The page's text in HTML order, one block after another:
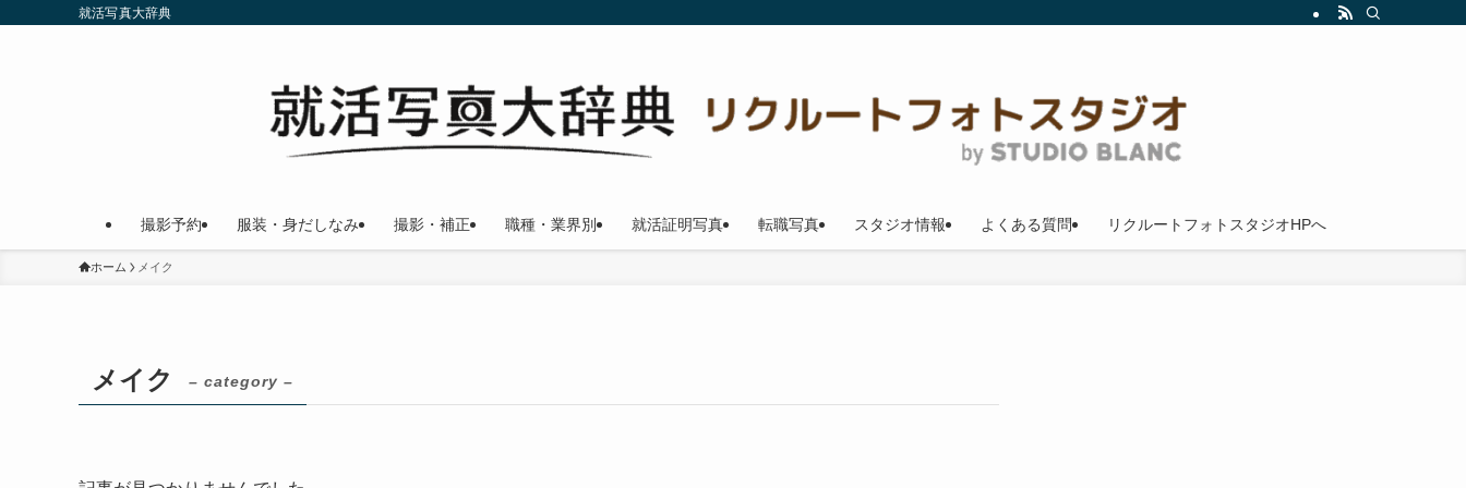
就活写真大辞典
撮影予約 服装・身だしなみ 撮影・補正 職種・業界別 就活証明写真 転職写真 スタジオ情報 よくある質問 リクルートフォトスタジオHPへ
ホーム メイク
メイク – category –